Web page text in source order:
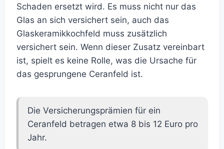
Schaden ersetzt wird. Es muss nicht nur das
Glas an sich versichert sein, auch das
Glaskeramikkochfeld muss zusätzlich
versichert sein. Wenn dieser Zusatz vereinbart
ist, spielt es keine Rolle, was die Ursache für
das gesprungene Ceranfeld ist.
Die Versicherungsprämien für ein
Ceranfeld betragen etwa 8 bis 12 Euro pro
Jahr.